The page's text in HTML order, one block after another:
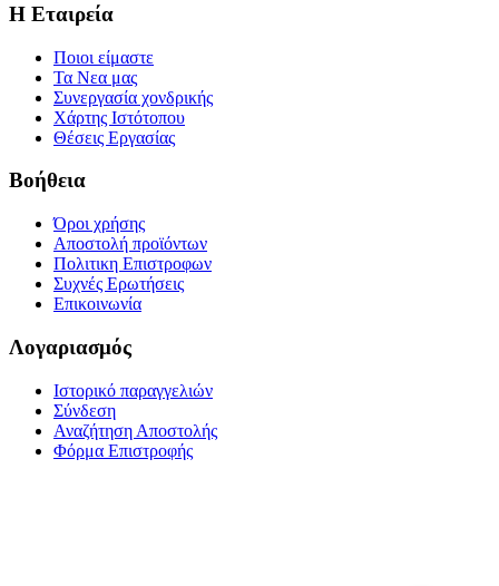
Η Εταιρεία
Ποιοι είμαστε
Τα Νεα μας
Συνεργασία χονδρικής
Χάρτης Ιστότοπου
Θέσεις Εργασίας
Βοήθεια
Όροι χρήσης
Αποστολή προϊόντων
Πολιτικη Επιστροφων
Συχνές Ερωτήσεις
Επικοινωνία
Λογαριασμός
Ιστορικό παραγγελιών
Σύνδεση
Αναζήτηση Αποστολής
Φόρμα Επιστροφής